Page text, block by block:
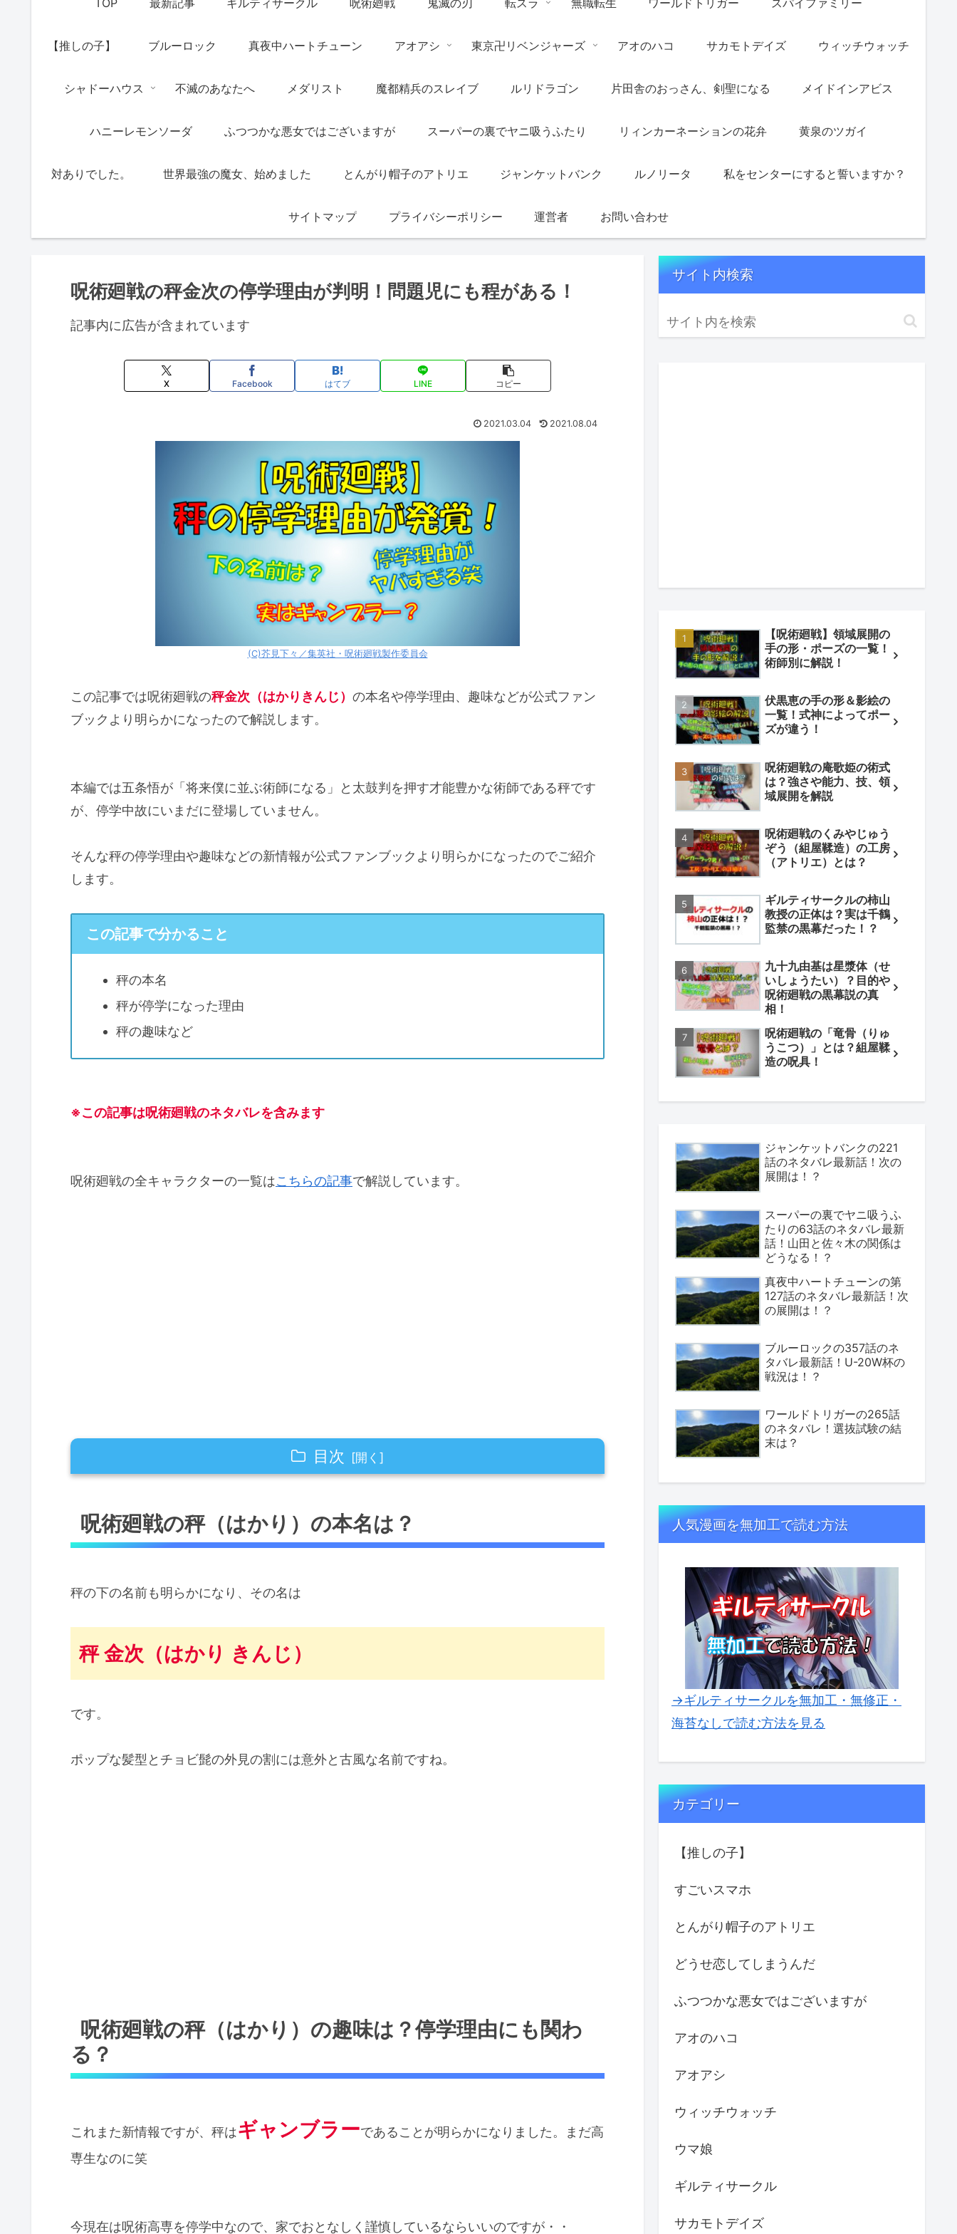
【推しの子】 ブルーロック 真夜中ハートチューン アオアシ 東京卍リベンジャーズ アオのハコ サカモトデイズ ウィッチウォッチ
シャドーハウス 不滅のあなたへ メダリスト 魔都精兵のスレイブ ルリドラゴン 片田舎のおっさん、剣聖になる メイドインアビス
ハニーレモンソーダ ふつつかな悪女ではございますが スーパーの裏でヤニ吸うふたり リィンカーネーションの花弁 黄泉のツガイ
対ありでした。 世界最強の魔女、始めました とんがり帽子のアトリエ ジャンケットバンク ルノリータ 私をセンターにすると誓いますか？
サイトマップ プライバシーポリシー 運営者 お問い合わせ
呪術廻戦の秤金次の停学理由が判明！問題児にも程がある！
記事内に広告が含まれています
X Facebook はてブ LINE コピー
2021.03.04 2021.08.04
(C)芥見下々／集英社・呪術廻戦製作委員会
この記事では呪術廻戦の秤金次（はかりきんじ） の本名や停学理由、趣味などが公式ファン
ブックより明らかになったので解説します。
本編では五条悟が「将来僕に並ぶ術師になる」と太鼓判を押す才能豊かな術師である秤です
が、停学中故にいまだに登場していません。
そんな秤の停学理由や趣味などの新情報が公式ファンブックより明らかになったのでご紹介
します。
この記事で分かること
秤の本名
秤が停学になった理由
秤の趣味など
※この記事は呪術廻戦のネタバレを含みます
呪術廻戦の全キャラクターの一覧はこちらの記事で解説しています。
目次
呪術廻戦の秤（はかり）の趣味は？停学理由にも関わる？
「呪術廻戦の秤金次の停学理由が判明！問題児にも程がある！？」まとめ
呪術廻戦の秤（はかり）の本名は？
秤の下の名前も明らかになり、その名は
秤 金次（はかり きんじ）
です。
ポップな髪型とチョビ髭の外見の割には意外と古風な名前ですね。
呪術廻戦の秤（はかり）の趣味は？停学理由にも関わ
る？
これまた新情報ですが、秤はギャンブラーであることが明らかになりました。まだ高
専生なのに笑
今現在は呪術高専を停学中なので、家でおとなしく謹慎しているならいいのですが・・
サイト内検索
【呪術廻戦】領域展開の
手の形・ポーズの一覧！
術師別に解説！
伏黒恵の手の形＆影絵の
一覧！式神によってポー
ズが違う！
呪術廻戦の庵歌姫の術式
は？強さや能力、技、領
域展開を解説
呪術廻戦のくみやじゅう
ぞう（組屋鞣造）の工房
（アトリエ）とは？
ギルティサークルの柿山
教授の正体は？実は千鶴
監禁の黒幕だった！？
九十九由基は星漿体（せ
いしょうたい）？目的や
呪術廻戦の黒幕説の真
相！
呪術廻戦の「竜骨（りゅ
うこつ）」とは？組屋鞣
造の呪具！
ジャンケットバンクの221
話のネタバレ最新話！次の
展開は！？
スーパーの裏でヤニ吸うふ
たりの63話のネタバレ最新
話！山田と佐々木の関係は
どうなる！？
真夜中ハートチューンの第
127話のネタバレ最新話！次
の展開は！？
ブルーロックの357話のネ
タバレ最新話！U-20W杯の
戦況は！？
ワールドトリガーの265話
のネタバレ！選抜試験の結
末は？
人気漫画を無加工で読む方法
→ギルティサークルを無加工・無修正・
海苔なしで読む方法を見る
カテゴリー
【推しの子】
すごいスマホ
とんがり帽子のアトリエ
どうせ恋してしまうんだ
ふつつかな悪女ではございますが
アオのハコ
アオアシ
ウィッチウォッチ
ウマ娘
ギルティサークル
サカモトデイズ